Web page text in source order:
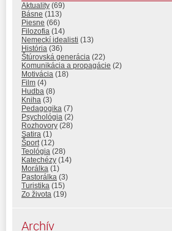
Aktuality (69)
Básne (113)
Piesne (66)
Filozofia (14)
Nemeckí idealisti (13)
História (36)
Štúrovská generácia (22)
Komunikácia a propagácie (2)
Motivácia (18)
Film (4)
Hudba (8)
Kniha (3)
Pedagogika (7)
Psychológia (2)
Rozhovory (28)
Satira (1)
Šport (12)
Teológia (28)
Katechézy (14)
Morálka (1)
Pastorálka (3)
Turistika (15)
Zo života (19)
Archív